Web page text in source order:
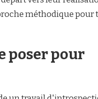
méthodique
poser pour